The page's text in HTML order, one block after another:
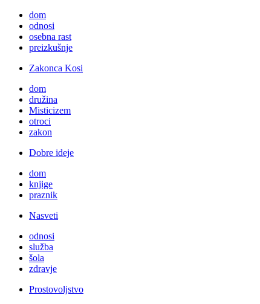
dom
odnosi
osebna rast
preizkušnje
Zakonca Kosi
dom
družina
Misticizem
otroci
zakon
Dobre ideje
dom
knjige
praznik
Nasveti
odnosi
služba
šola
zdravje
Prostovoljstvo